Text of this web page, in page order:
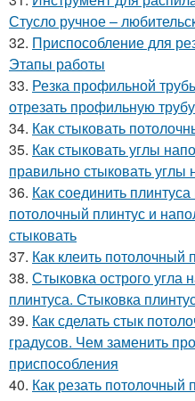
Стусло ручное –
32. Приспособление для
Этапы работы
33. Резка профильной
отрезать профильную
34. Как стыковать
35. Как стыковать углы
правильно стыковать углы
36. Как соединить
потолочный плинтус и
стыковать
37. Как клеить потолочный
38. Стыковка острого угла
плинтуса. Стыковка
39. Как сделать стык
градусов. Чем заменить
приспособления
40. Как резать потолочный